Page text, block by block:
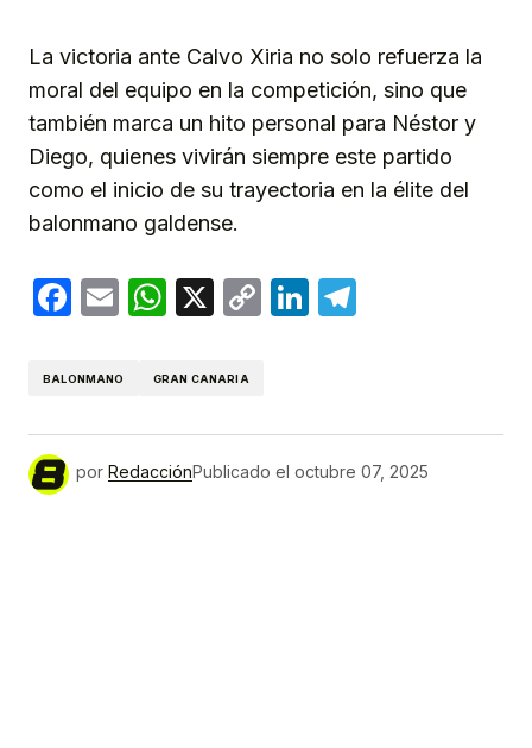
La victoria ante Calvo Xiria no solo refuerza la
moral del equipo en la competición, sino que
también marca un hito personal para Néstor y
Diego, quienes vivirán siempre este partido
como el inicio de su trayectoria en la élite del
balonmano galdense.
Facebook
EmailWhatsApp
X
CopyLinkedIn
BALONMANO GRAN CANARIA
por RedacciónPublicado el octubre 07, 2025